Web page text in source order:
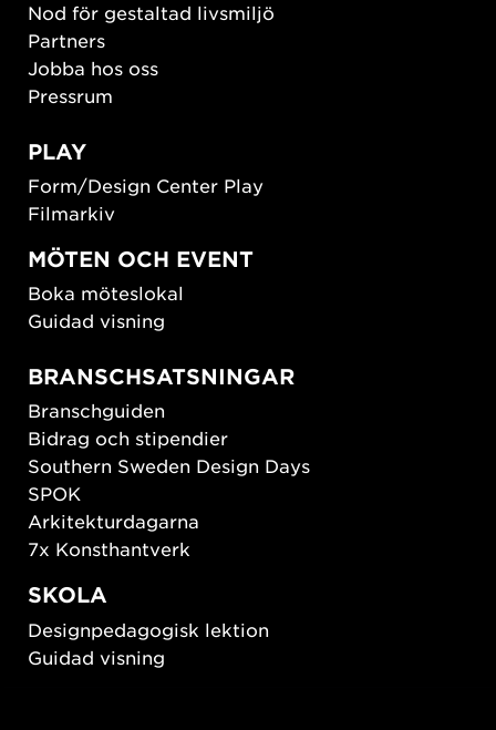
Nod för gestaltad livsmiljö
Partners
Jobba hos oss
Pressrum
PLAY
Form/Design Center Play
Filmarkiv
MÖTEN OCH EVENT
Boka möteslokal
Guidad visning
BRANSCHSATSNINGAR
Branschguiden
Bidrag och stipendier
Southern Sweden Design Days
SPOK
Arkitekturdagarna
7x Konsthantverk
SKOLA
Designpedagogisk lektion
Guidad visning